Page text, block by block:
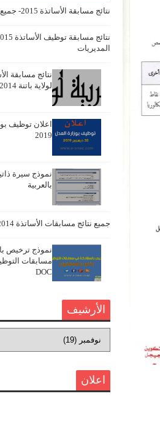
نتائج مسابقة الأساتذة 2015- جميع المديريات
المديريات
نتائج مسابقة
لولاية باتنة 2014
اعلان توظيف
2019
نموذج سيرة
بالعربية
جميع نتائج مسابقات الأساتذة 2013/2014
نموذج ترخيص
مسابقات
DOC
الأرشيف
اعلان